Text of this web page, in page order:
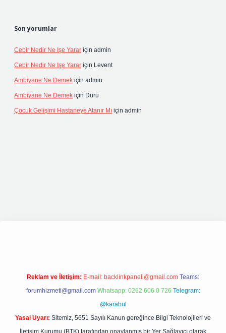
Son yorumlar
Cebir Nedir Ne Işe Yarar için admin
Cebir Nedir Ne Işe Yarar için Levent
Ambiyane Ne Demek için admin
Ambiyane Ne Demek için Duru
Çocuk Gelişimi Hastaneye Atanır Mı için admin
Reklam ve İletişim: E-mail: backlinkpaneli@gmail.com Teams:
forumhizmeti@gmail.com Whatsapp: 0262 606 0 726 Telegram:
@karabul
Yasal Uyarı: Sitemiz, 5651 Sayılı Kanun gereğince Bilgi Teknolojileri ve
İletişim Kurumu (BTK) tarafından onaylanmış bir Yer Sağlayıcı olarak